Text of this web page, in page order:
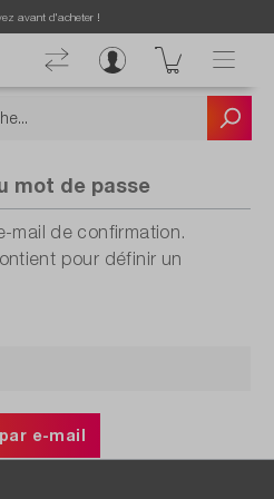
avant d'acheter !
mot de passe
mail de confirmation.
pour définir un
e-mail